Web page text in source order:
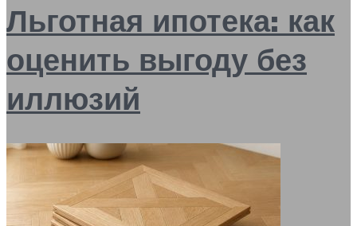
Льготная ипотека: как
оценить выгоду без
иллюзий